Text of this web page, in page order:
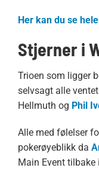
Her kan du se
Stjerner i
Trioen som ligger
selvsagt alle
Hellmuth og Phil
Alle med følelser
pokerøyeblikk da
Main Event tilbake